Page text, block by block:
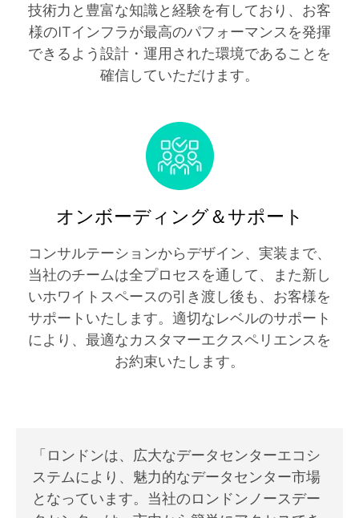
技術力と豊富な知識と経験を有しており、お客
様のITインフラが最高のパフォーマンスを発揮
できるよう設計・運用された環境であることを
確信していただけます。
オンボーディング＆サポート
コンサルテーションからデザイン、実装まで、
当社のチームは全プロセスを通して、また新し
いホワイトスペースの引き渡し後も、お客様を
サポートいたします。適切なレベルのサポート
により、最適なカスタマーエクスペリエンスを
お約束いたします。
「ロンドンは、広大なデータセンターエコシ
ステムにより、魅力的なデータセンター市場
となっています。当社のロンドンノースデー